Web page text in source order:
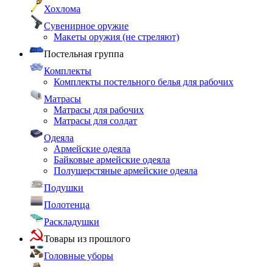
Хохлома
Сувенирное оружие
Макеты оружия (не стреляют)
Постельная группа
Комплекты
Комплекты постельного белья для рабочих
Матрасы
Матрасы для рабочих
Матрасы для солдат
Одеяла
Армейские одеяла
Байковые армейские одеяла
Полушерстяные армейские одеяла
Подушки
Полотенца
Раскладушки
Товары из прошлого
Головные уборы